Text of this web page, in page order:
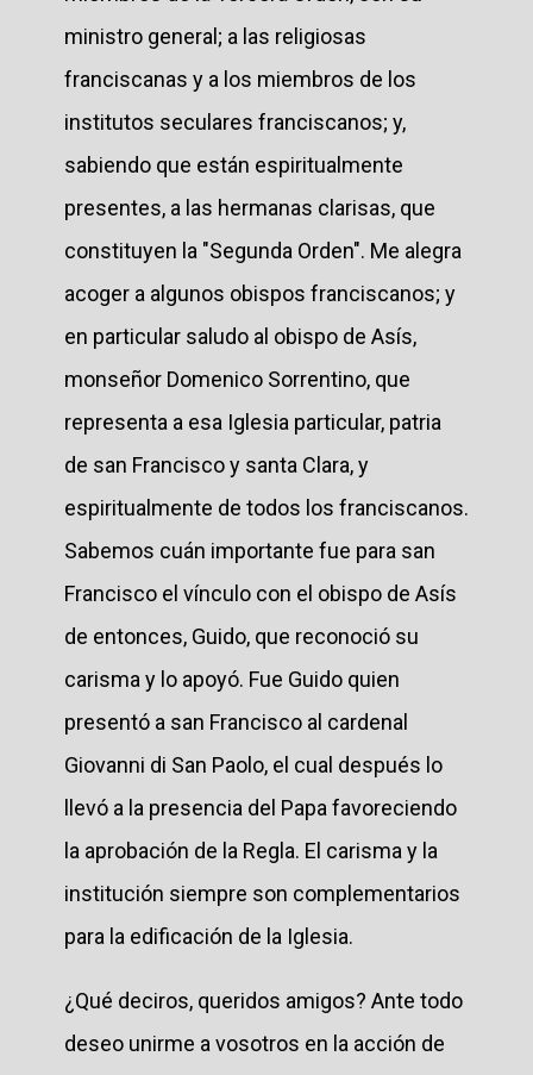
ministro general; a las religiosas
franciscanas y a los miembros de los
institutos seculares franciscanos; y,
sabiendo que están espiritualmente
presentes, a las hermanas clarisas, que
constituyen la "Segunda Orden". Me alegra
acoger a algunos obispos franciscanos; y
en particular saludo al obispo de Asís,
monseñor Domenico Sorrentino, que
representa a esa Iglesia particular, patria
de san Francisco y santa Clara, y
espiritualmente de todos los franciscanos.
Sabemos cuán importante fue para san
Francisco el vínculo con el obispo de Asís
de entonces, Guido, que reconoció su
carisma y lo apoyó. Fue Guido quien
presentó a san Francisco al cardenal
Giovanni di San Paolo, el cual después lo
llevó a la presencia del Papa favoreciendo
la aprobación de la Regla. El carisma y la
institución siempre son complementarios
para la edificación de la Iglesia.
¿Qué deciros, queridos amigos? Ante todo
deseo unirme a vosotros en la acción de